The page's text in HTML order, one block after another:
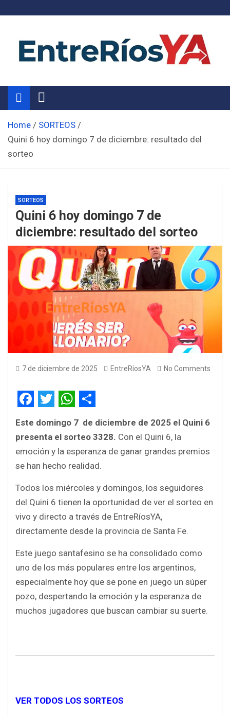
Noticias de Entre Ríos
Información de toda la provincia ahora
Home
SORTEOS
Quini 6 hoy domingo 7 de diciembre: resultado del
sorteo
SORTEOS
Quini 6 hoy domingo 7 de
diciembre: resultado del sorteo
7 de diciembre de 2025 EntreRíosYA No Comments
F
a
c
e
b
o
o
k
T
w
i
t
t
e
r
h
a
t
s
A
p
p
S
h
a
r
e
Este domingo 7 de diciembre de 2025 el Quini 6
presenta el sorteo 3328. Con el Quini 6, la
emoción y la esperanza de ganar grandes premios
se han hecho realidad.
Todos los miércoles y domingos, los seguidores
del Quini 6 tienen la oportunidad de ver el sorteo en
vivo y directo a través de EntreRíosYA,
directamente desde la provincia de Santa Fe.
Este juego santafesino se ha consolidado como
uno de los más populares entre los argentinos,
especialmente hoy que se pone en juego un súper
pozo, despertando la emoción y la esperanza de
muchos jugadores que buscan cambiar su suerte.
VER TODOS LOS SORTEOS